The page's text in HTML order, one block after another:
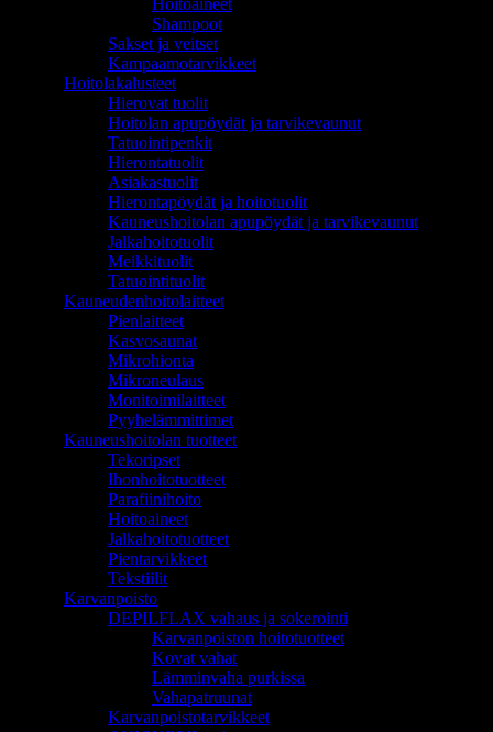
Hoitoaineet
Shampoot
Sakset ja veitset
Kampaamotarvikkeet
Hoitolakalusteet
Hierovat tuolit
Hoitolan apupöydät ja tarvikevaunut
Tatuointipenkit
Hierontatuolit
Asiakastuolit
Hierontapöydät ja hoitotuolit
Kauneushoitolan apupöydät ja tarvikevaunut
Jalkahoitotuolit
Meikkituolit
Tatuointituolit
Kauneudenhoitolaitteet
Pienlaitteet
Kasvosaunat
Mikrohionta
Mikroneulaus
Monitoimilaitteet
Pyyhelämmittimet
Kauneushoitolan tuotteet
Tekoripset
Ihonhoitotuotteet
Parafiinihoito
Hoitoaineet
Jalkahoitotuotteet
Pientarvikkeet
Tekstiilit
Karvanpoisto
DEPILFLAX vahaus ja sokerointi
Karvanpoiston hoitotuotteet
Kovat vahat
Lämminvaha purkissa
Vahapatruunat
Karvanpoistotarvikkeet